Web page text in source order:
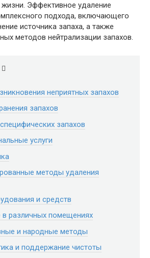
жизни. Эффективное удаление
подхода, включающего
источника запаха, а также
методов нейтрализации запахов.
неприятных запахов
запахов
запахов
услуги
методы удаления
и средств
в различных помещениях
и народные методы
и поддержание чистоты